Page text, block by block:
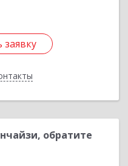
обратите